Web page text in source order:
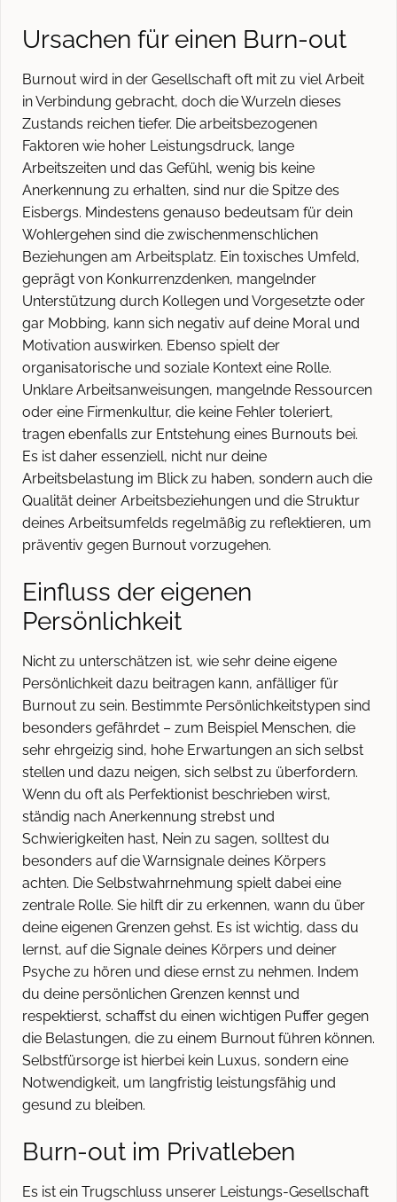
Ursachen für einen Burn-out
Burnout wird in der Gesellschaft oft mit zu viel Arbeit
in Verbindung gebracht, doch die Wurzeln dieses
Zustands reichen tiefer. Die arbeitsbezogenen
Faktoren wie hoher Leistungsdruck, lange
Arbeitszeiten und das Gefühl, wenig bis keine
Anerkennung zu erhalten, sind nur die Spitze des
Eisbergs. Mindestens genauso bedeutsam für dein
Wohlergehen sind die zwischenmenschlichen
Beziehungen am Arbeitsplatz. Ein toxisches Umfeld,
geprägt von Konkurrenzdenken, mangelnder
Unterstützung durch Kollegen und Vorgesetzte oder
gar Mobbing, kann sich negativ auf deine Moral und
Motivation auswirken. Ebenso spielt der
organisatorische und soziale Kontext eine Rolle.
Unklare Arbeitsanweisungen, mangelnde Ressourcen
oder eine Firmenkultur, die keine Fehler toleriert,
tragen ebenfalls zur Entstehung eines Burnouts bei.
Es ist daher essenziell, nicht nur deine
Arbeitsbelastung im Blick zu haben, sondern auch die
Qualität deiner Arbeitsbeziehungen und die Struktur
deines Arbeitsumfelds regelmäßig zu reflektieren, um
präventiv gegen Burnout vorzugehen.
Einfluss der eigenen
Persönlichkeit
Nicht zu unterschätzen ist, wie sehr deine eigene
Persönlichkeit dazu beitragen kann, anfälliger für
Burnout zu sein. Bestimmte Persönlichkeitstypen sind
besonders gefährdet – zum Beispiel Menschen, die
sehr ehrgeizig sind, hohe Erwartungen an sich selbst
stellen und dazu neigen, sich selbst zu überfordern.
Wenn du oft als Perfektionist beschrieben wirst,
ständig nach Anerkennung strebst und
Schwierigkeiten hast, Nein zu sagen, solltest du
besonders auf die Warnsignale deines Körpers
achten. Die Selbstwahrnehmung spielt dabei eine
zentrale Rolle. Sie hilft dir zu erkennen, wann du über
deine eigenen Grenzen gehst. Es ist wichtig, dass du
lernst, auf die Signale deines Körpers und deiner
Psyche zu hören und diese ernst zu nehmen. Indem
du deine persönlichen Grenzen kennst und
respektierst, schaffst du einen wichtigen Puffer gegen
die Belastungen, die zu einem Burnout führen können.
Selbstfürsorge ist hierbei kein Luxus, sondern eine
Notwendigkeit, um langfristig leistungsfähig und
gesund zu bleiben.
Burn-out im Privatleben
Es ist ein Trugschluss unserer Leistungs-Gesellschaft